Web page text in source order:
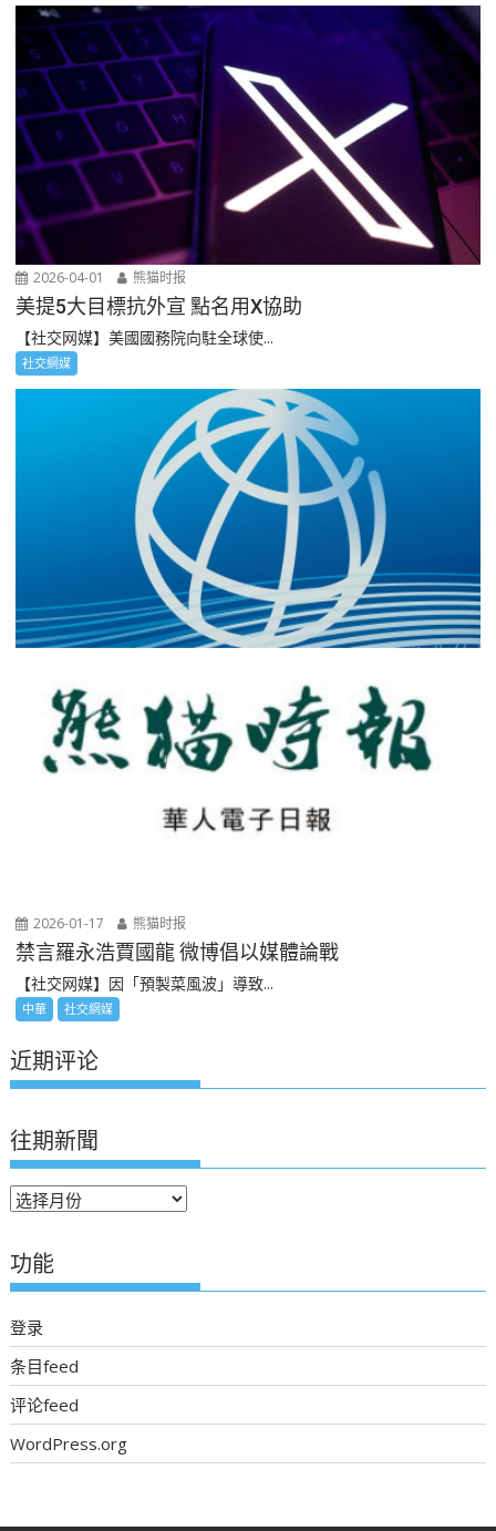
2026-04-01 熊猫时报
美提5大目標抗外宣 點名用X協助
【社交网媒】美國國務院向駐全球使...
社交網媒
2026-01-17 熊猫时报
禁言羅永浩賈國龍 微博倡以媒體論戰
【社交网媒】因「預製菜風波」導致...
中華 社交網媒
近期评论
往期新聞
往
新
聞
功能
登录
条目feed
评论feed
WordPress.org